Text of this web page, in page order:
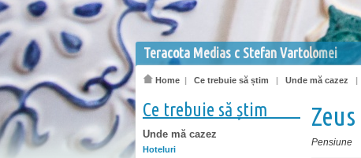
Teracota Medias c Stefan Vartolomei
Home | Ce trebuie să știm | Unde mă cazez |
Ce trebuie să știm
Unde mă cazez
Hoteluri
Zeus
Pensiune